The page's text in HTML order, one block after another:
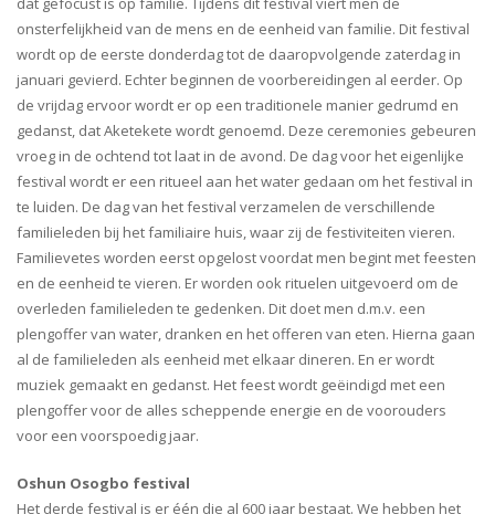
onsterfelijkheid van de mens en de eenheid van familie. Dit festival
wordt op de eerste donderdag tot de daaropvolgende zaterdag in
januari gevierd. Echter beginnen de voorbereidingen al eerder. Op
de vrijdag ervoor wordt er op een traditionele manier gedrumd en
gedanst, dat Aketekete wordt genoemd. Deze ceremonies gebeuren
vroeg in de ochtend tot laat in de avond. De dag voor het eigenlijke
festival wordt er een ritueel aan het water gedaan om het festival in
te luiden. De dag van het festival verzamelen de verschillende
familieleden bij het familiaire huis, waar zij de festiviteiten vieren.
Familievetes worden eerst opgelost voordat men begint met feesten
en de eenheid te vieren. Er worden ook rituelen uitgevoerd om de
overleden familieleden te gedenken. Dit doet men d.m.v. een
plengoffer van water, dranken en het offeren van eten. Hierna gaan
al de familieleden als eenheid met elkaar dineren. En er wordt
muziek gemaakt en gedanst. Het feest wordt geëindigd met een
plengoffer voor de alles scheppende energie en de voorouders
voor een voorspoedig jaar.
Oshun Osogbo festival
Het derde festival is er één die al 600 jaar bestaat. We hebben het